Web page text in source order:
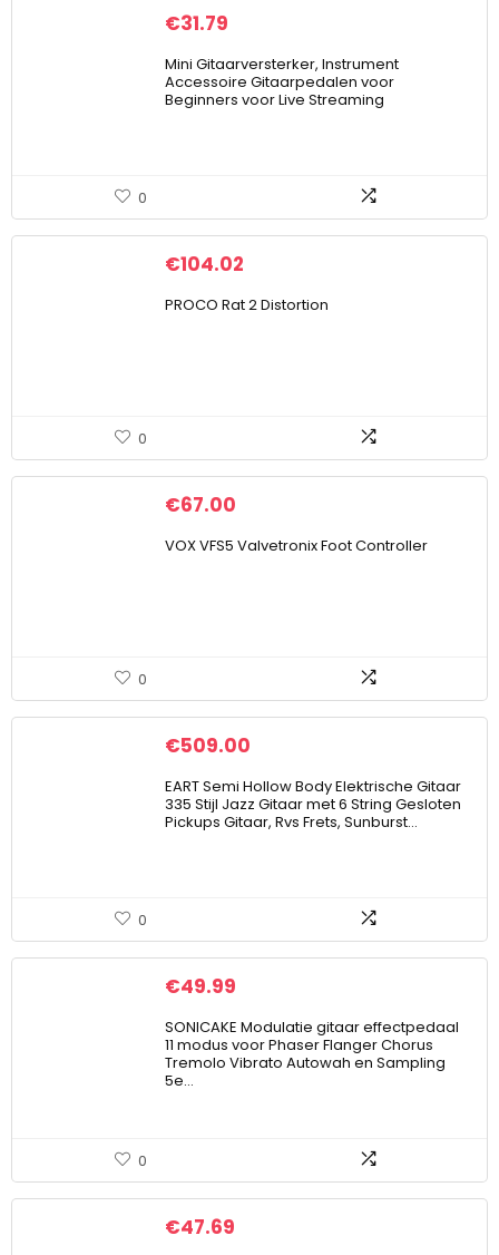
€31.79
Mini Gitaarversterker, Instrument
Accessoire Gitaarpedalen voor
Beginners voor Live Streaming
0
€104.02
PROCO Rat 2 Distortion
0
€67.00
VOX VFS5 Valvetronix Foot Controller
0
€509.00
EART Semi Hollow Body Elektrische Gitaar
335 Stijl Jazz Gitaar met 6 String Gesloten
Pickups Gitaar, Rvs Frets, Sunburst…
0
€49.99
SONICAKE Modulatie gitaar effectpedaal
11 modus voor Phaser Flanger Chorus
Tremolo Vibrato Autowah en Sampling
5e…
0
€47.69